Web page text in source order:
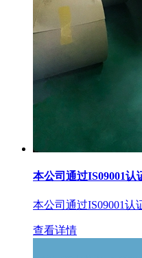
本公司通过IS09001认
本公司通过IS09001认
查看详情